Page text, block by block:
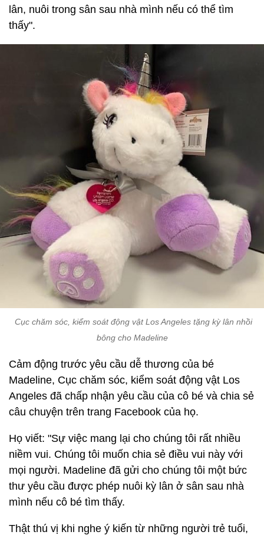
lân, nuôi trong sân sau nhà mình nếu có thể tìm
thấy".
Cục chăm sóc, kiểm soát động vật Los Angeles tặng kỳ lân nhồi
bông cho Madeline
Cảm động trước yêu cầu dễ thương của bé
Madeline, Cục chăm sóc, kiểm soát động vật Los
Angeles đã chấp nhận yêu cầu của cô bé và chia sẻ
câu chuyện trên trang Facebook của họ.
Họ viết: "Sự việc mang lại cho chúng tôi rất nhiều
niềm vui. Chúng tôi muốn chia sẻ điều vui này với
mọi người. Madeline đã gửi cho chúng tôi một bức
thư yêu cầu được phép nuôi kỳ lân ở sân sau nhà
mình nếu cô bé tìm thấy.
Thật thú vị khi nghe ý kiến từ những người trẻ tuổi,